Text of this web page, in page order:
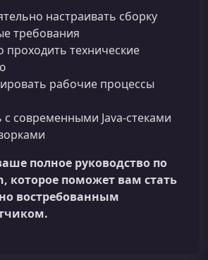
настраивать сборку
требования
проходить технические
рабочие процессы
с современными Java‑стеками
полное руководство по
которое поможет вам стать
востребованным